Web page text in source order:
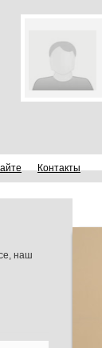
Контакты
наш